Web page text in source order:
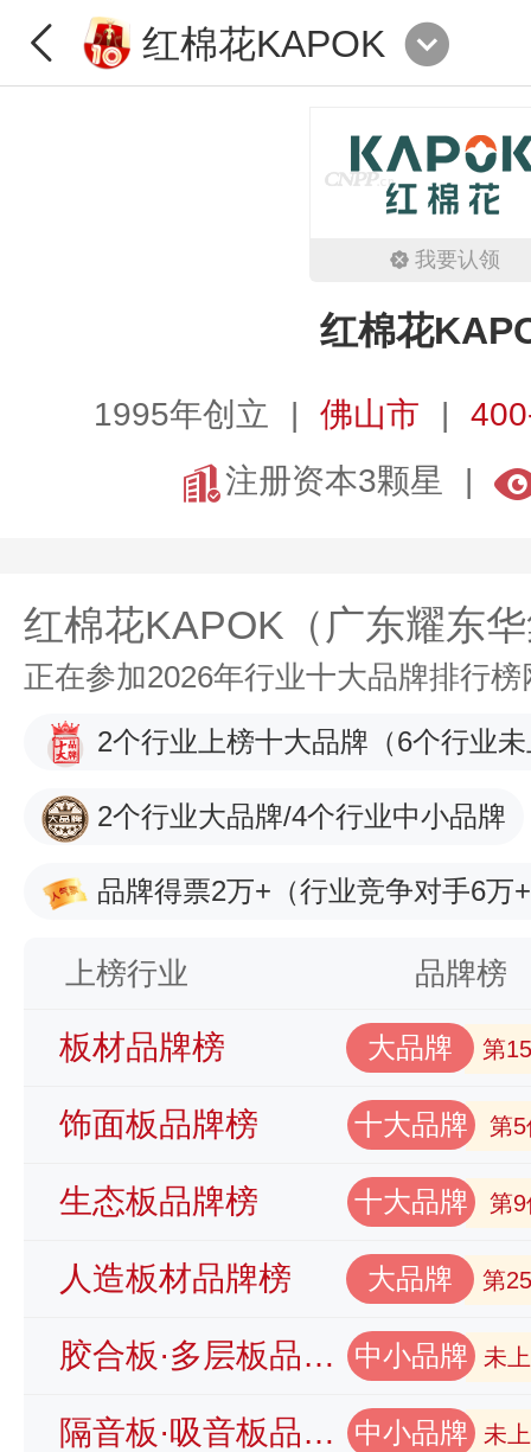
红棉花KAPOK
我要认领
红棉花
1995年创立 佛山市
注册资本3颗星
红棉花KAPOK（广东耀东
正在参加2026年行业十大品牌排行
2个行业上榜十大品牌 （6个行业
2个行业大品牌/4个行业中小品牌
品牌得票2万+ （行业竞争对手6万
上榜行业 品牌榜
板材品牌榜 大品牌 第
饰面板品牌榜 十大品牌 第5
生态板品牌榜 十大品牌 第9
人造板材品牌榜 大品牌 第
胶合板·多层板品牌榜 中小品牌 未
隔音板·吸音板品牌榜 中小品牌 未